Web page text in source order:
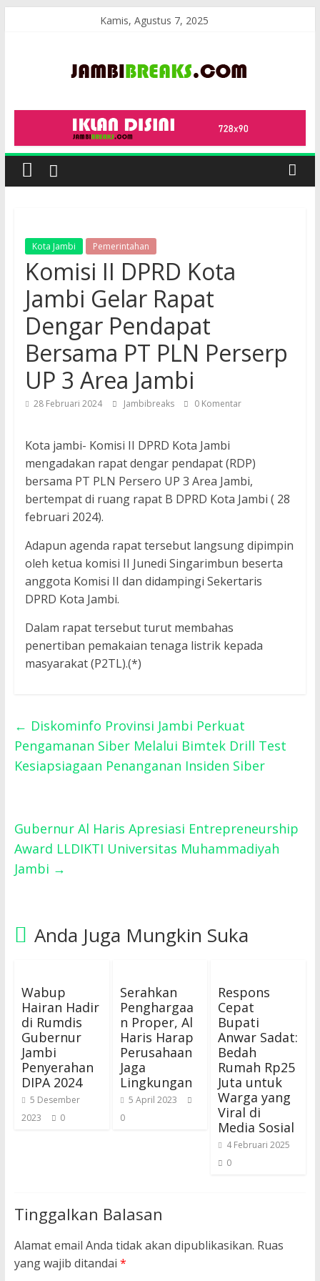
Kamis, Agustus 7, 2025
JambiBreaks
Kota Jambi Pemerintahan
Komisi II DPRD Kota
Jambi Gelar Rapat
Dengar Pendapat
Bersama PT PLN Perserp
UP 3 Area Jambi
28 Februari 2024 Jambibreaks 0 Komentar
Kota jambi- Komisi II DPRD Kota Jambi
mengadakan rapat dengar pendapat (RDP)
bersama PT PLN Persero UP 3 Area Jambi,
bertempat di ruang rapat B DPRD Kota Jambi ( 28
februari 2024).
Adapun agenda rapat tersebut langsung dipimpin
oleh ketua komisi II Junedi Singarimbun beserta
anggota Komisi II dan didampingi Sekertaris
DPRD Kota Jambi.
Dalam rapat tersebut turut membahas
penertiban pemakaian tenaga listrik kepada
masyarakat (P2TL).(*)
← Diskominfo Provinsi Jambi Perkuat
Pengamanan Siber Melalui Bimtek Drill Test
Kesiapsiagaan Penanganan Insiden Siber
Gubernur Al Haris Apresiasi Entrepreneurship
Award LLDIKTI Universitas Muhammadiyah
Jambi →
Anda Juga Mungkin Suka
Wabup
Hairan Hadir
di Rumdis
Gubernur
Jambi
Penyerahan
DIPA 2024
5 Desember
2023
0
Serahkan
Penghargaa
n Proper, Al
Haris Harap
Perusahaan
Jaga
Lingkungan
5 April 2023
0
Respons
Cepat
Bupati
Anwar Sadat:
Bedah
Rumah Rp25
Juta untuk
Warga yang
Viral di
Media Sosial
4 Februari 2025
0
Tinggalkan Balasan
Alamat email Anda tidak akan dipublikasikan. Ruas
yang wajib ditandai *